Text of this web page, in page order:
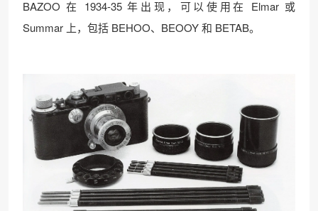
BAZOO 在 1934-35 年出现，可以使用在 Elmar 或
Summar 上，包括 BEHOO、BEOOY 和 BETAB。